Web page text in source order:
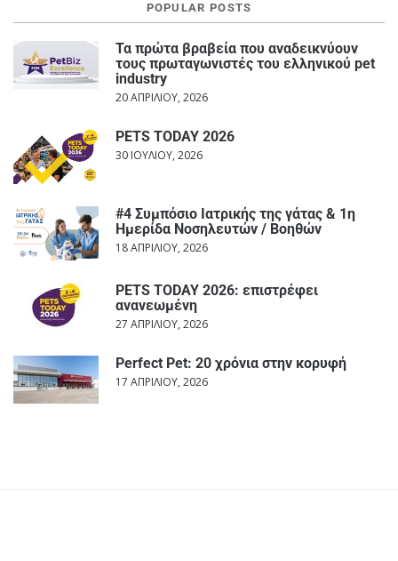
POPULAR POSTS
Τα πρώτα βραβεία που αναδεικνύουν
τους πρωταγωνιστές του ελληνικού pet
industry
20 ΑΠΡΙΛΊΟΥ, 2026
PETS TODAY 2026
30 ΙΟΥΛΊΟΥ, 2026
#4 Συμπόσιο Ιατρικής της γάτας & 1η
Ημερίδα Νοσηλευτών / Βοηθών
18 ΑΠΡΙΛΊΟΥ, 2026
PETS TODAY 2026: επιστρέφει
ανανεωμένη
27 ΑΠΡΙΛΊΟΥ, 2026
Perfect Pet: 20 χρόνια στην κορυφή
17 ΑΠΡΙΛΊΟΥ, 2026